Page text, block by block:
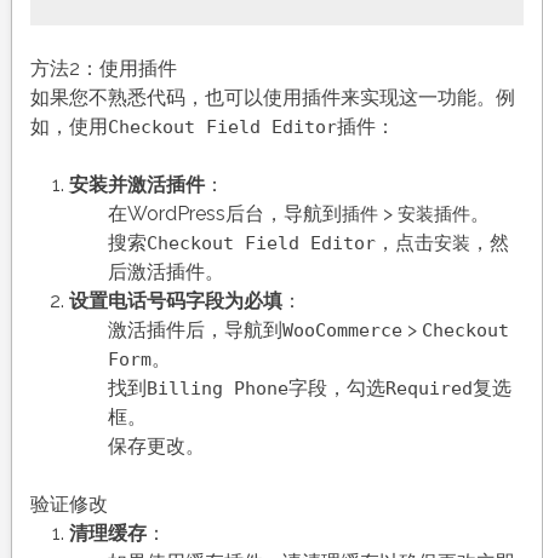
方法2：使用插件
如果您不熟悉代码，也可以使用插件来实现这一功能。例
如，使用 Checkout Field Editor插件：
安装并激活插件：
在WordPress后台，导航到 插件> 安装插件。
搜索Checkout Field Editor，点击安装 ，然
后激活插件。
设置电话号码字段为必填：
激活插件后，导航到 WooCommerce> Checkout
Form。
找到 Billing Phone字段，勾选Required复选
框。
保存更改。
验证修改
清理缓存：